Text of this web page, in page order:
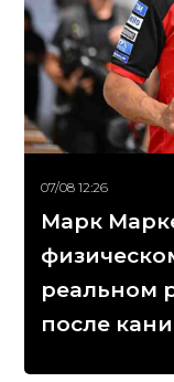
07/08 12:26
Марк
реальном
после